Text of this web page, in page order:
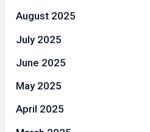
August 2025
July 2025
June 2025
May 2025
April 2025